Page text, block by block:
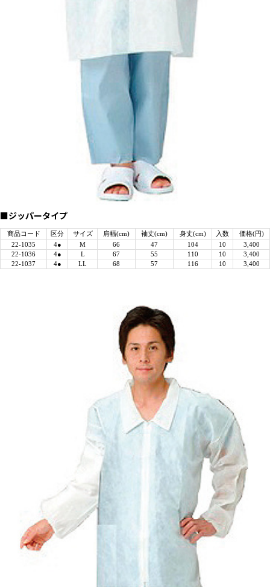
■ジッパータイプ
商品コード 区分 サイズ 肩幅(cm) 袖丈(cm) 身丈(cm) 入数
価格(円)
22-1035
4● M 66 47 104 10
3,400
22-1036
4● L 67 55 110 10
3,400
22-1037
4● LL 68 57 116 10 3,400